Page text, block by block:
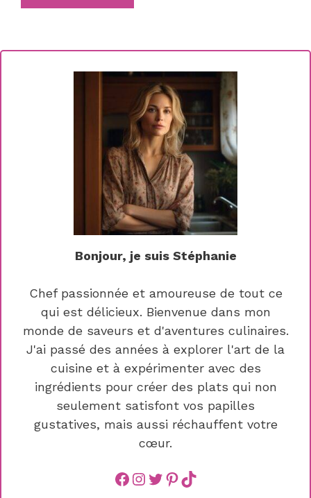
Bonjour, je suis Stéphanie
Chef passionnée et amoureuse de tout ce
qui est délicieux. Bienvenue dans mon
monde de saveurs et d'aventures culinaires.
J'ai passé des années à explorer l'art de la
cuisine et à expérimenter avec des
ingrédients pour créer des plats qui non
seulement satisfont vos papilles
gustatives, mais aussi réchauffent votre
cœur.
Facebook
instagram
Twitter
Pinterest
TikTok